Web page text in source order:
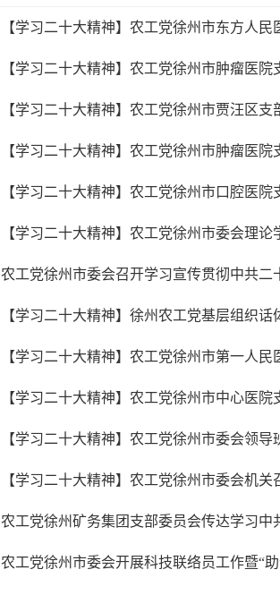
【学习二十大精神】农工党徐州市委会理
农工党徐州市委会召开学习宣传贯彻中共二
【学习二十大精神】徐州农工党基层组织话
【学习二十大精神】农工党徐州市中心医
【学习二十大精神】农工党徐州市委会领导
【学习二十大精神】农工党徐州市委会机
农工党徐州矿务集团支部委员会传达学习中
农工党徐州市委会开展科技联络员工作暨“